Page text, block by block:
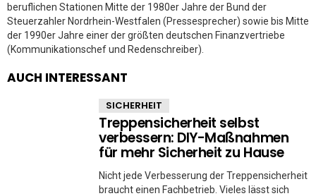
beruflichen Stationen Mitte der 1980er Jahre der Bund der
Steuerzahler Nordrhein-Westfalen (Pressesprecher) sowie bis Mitte
der 1990er Jahre einer der größten deutschen Finanzvertriebe
(Kommunikationschef und Redenschreiber).
AUCH INTERESSANT
SICHERHEIT
Treppensicherheit selbst
verbessern: DIY-Maßnahmen
für mehr Sicherheit zu Hause
Nicht jede Verbesserung der Treppensicherheit
braucht einen Fachbetrieb. Vieles lässt sich